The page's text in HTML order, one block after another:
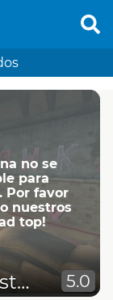
no se
para
Por favor
nuestros
top!
Subway Clash 3D Remastered 5.0